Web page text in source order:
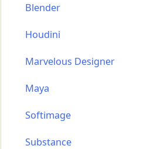
Blender
Houdini
Marvelous Designer
Maya
Softimage
Substance